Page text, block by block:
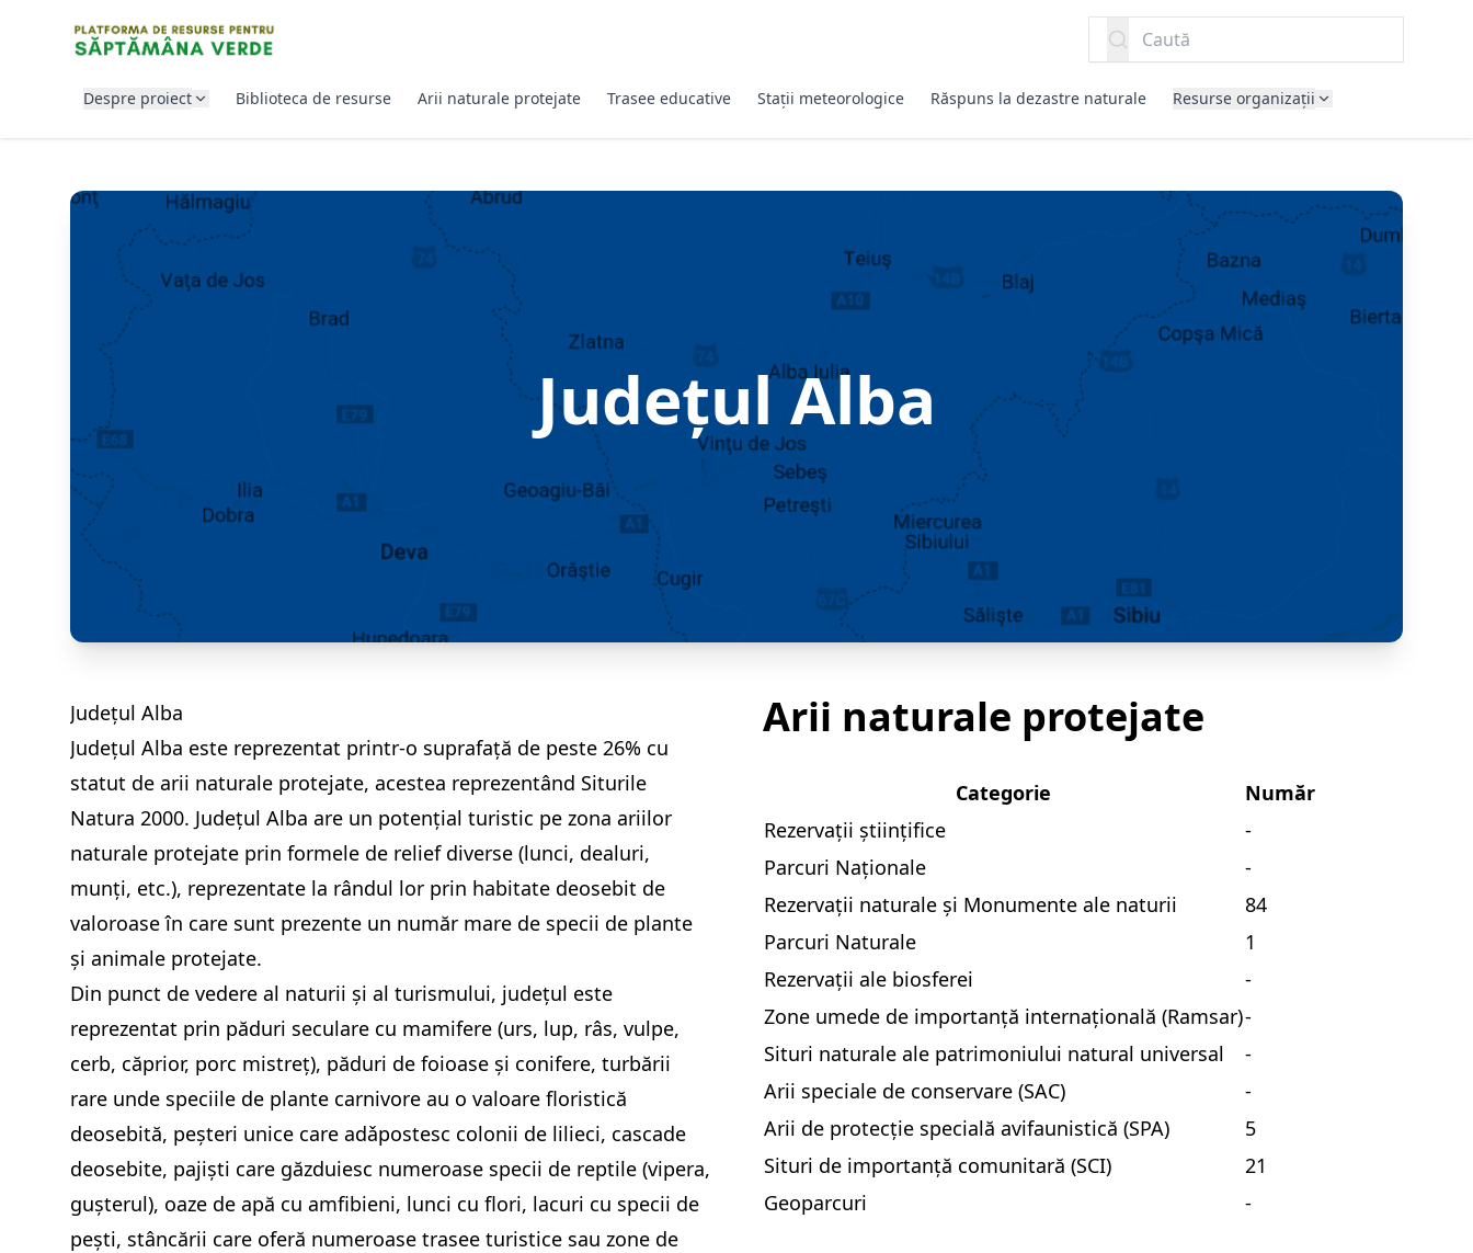
Caută
Despre proiect Biblioteca de resurse Arii naturale protejate Trasee educative Stații meteorologice Răspuns la dezastre naturale Resurse organizații
Județul Alba
Județul Alba
Județul Alba este reprezentat printr-o suprafață de peste 26% cu
statut de arii naturale protejate, acestea reprezentând Siturile
Natura 2000. Județul Alba are un potențial turistic pe zona ariilor
naturale protejate prin formele de relief diverse (lunci, dealuri,
munți, etc.), reprezentate la rândul lor prin habitate deosebit de
valoroase în care sunt prezente un număr mare de specii de plante
și animale protejate.
Din punct de vedere al naturii și al turismului, județul este
reprezentat prin păduri seculare cu mamifere (urs, lup, râs, vulpe,
cerb, căprior, porc mistreț), păduri de foioase și conifere, turbării
rare unde speciile de plante carnivore au o valoare floristică
deosebită, peșteri unice care adǎpostesc colonii de lilieci, cascade
deosebite, pajiști care găzduiesc numeroase specii de reptile (vipera,
gușterul), oaze de apă cu amfibieni, lunci cu flori, lacuri cu specii de
pești, stâncării care oferă numeroase trasee turistice sau zone de
Arii naturale protejate
Categorie
Număr
Rezervații științifice
-
Parcuri Naționale
-
Rezervații naturale și Monumente ale naturii
84
Parcuri Naturale
1
Rezervații ale biosferei
-
Zone umede de importanță internațională (Ramsar)-
Situri naturale ale patrimoniului natural universal
-
Arii speciale de conservare (SAC)
-
Arii de protecție specială avifaunistică (SPA)
5
Situri de importanță comunitară (SCI)
21
Geoparcuri
-